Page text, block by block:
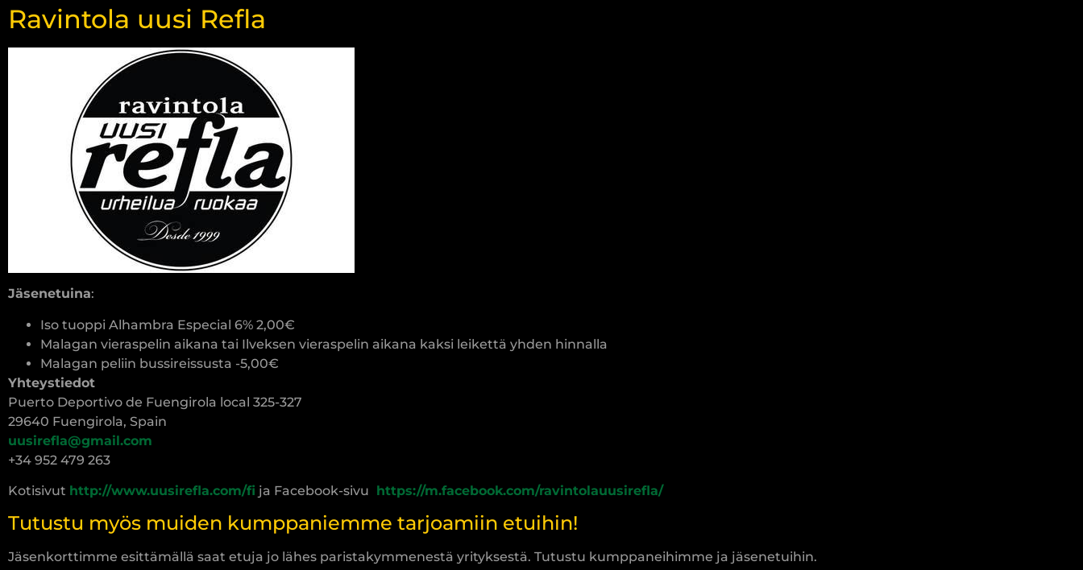
Ravintola uusi Refla
Jäsenetuina:
Iso tuoppi Alhambra Especial 6% 2,00€
Malagan vieraspelin aikana tai Ilveksen vieraspelin aikana kaksi leikettä yhden hinnalla
Malagan peliin bussireissusta -5,00€
Yhteystiedot
Puerto Deportivo de Fuengirola local 325-327
29640 Fuengirola, Spain
uusirefla@gmail.com
+34 952 479 263
Kotisivut http://www.uusirefla.com/fi ja Facebook-sivu https://m.facebook.com/ravintolauusirefla/
Tutustu myös muiden kumppaniemme tarjoamiin etuihin!
Jäsenkorttimme esittämällä saat etuja jo lähes paristakymmenestä yrityksestä. Tutustu kumppaneihimme ja jäsenetuihin.